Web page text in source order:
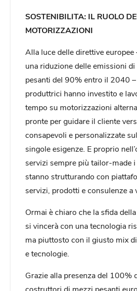
SOSTENIBILITA: IL RUOLO
MOTORIZZAZIONI
Alla luce delle direttive europee
una riduzione delle emissioni
pesanti del 90% entro il 2040 –
produttrici hanno investito e
tempo su motorizzazioni
pronte per guidare il cliente
consapevoli e personalizzate
singole esigenze. E proprio
servizi sempre più tailor-made
stanno strutturando con
servizi, prodotti e consulenze a
Ormai è chiaro che la sfida
si vincerà con una tecnologia
ma piuttosto con il giusto mix
e tecnologie.
Grazie alla presenza del 100%
costruttori di mezzi pesanti